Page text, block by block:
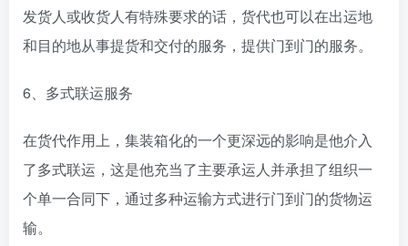
发货人或收货人有特殊要求的话，货代也可以在出运地
和目的地从事提货和交付的服务，提供门到门的服务。
6、多式联运服务
在货代作用上，集装箱化的一个更深远的影响是他介入
了多式联运，这是他充当了主要承运人并承担了组织一
个单一合同下，通过多种运输方式进行门到门的货物运
输。